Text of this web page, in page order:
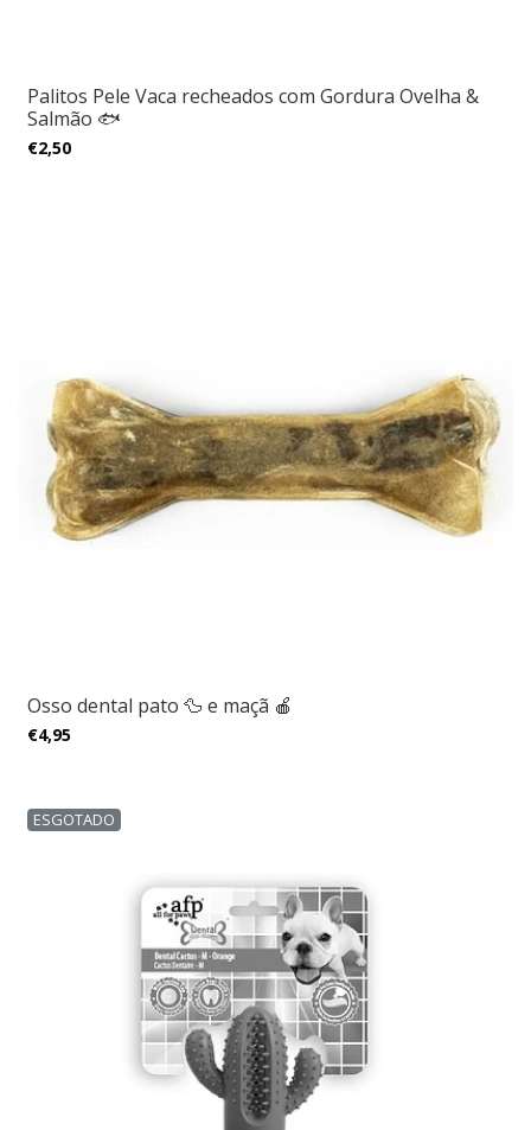
Palitos Pele Vaca recheados com Gordura Ovelha &
Salmão 🐟
€2,50
Osso dental pato 🦆 e maçã 🍎
€4,95
ESGOTADO